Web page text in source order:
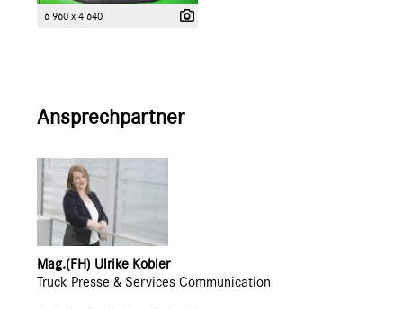
6 960 x 4 640
Ansprechpartner
Mag.(FH) Ulrike Kobler
Truck Presse & Services Communication